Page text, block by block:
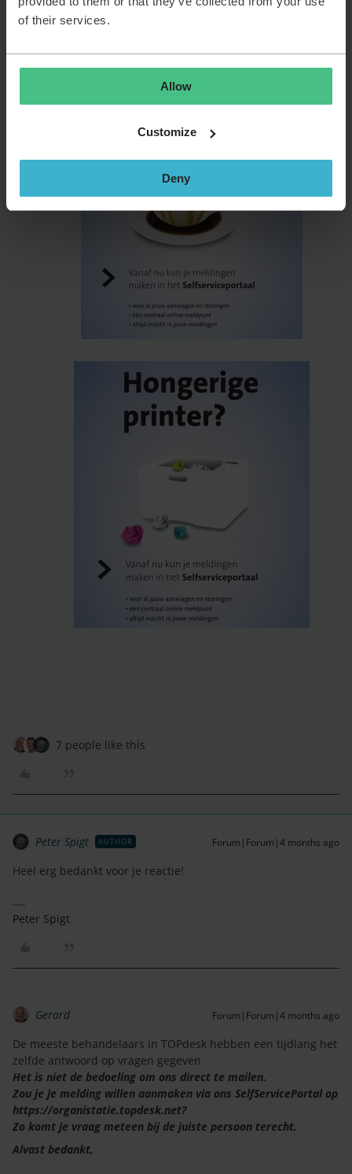
of their services.
Allow
Customize
Deny
7 people like this
Peter Spigt AUTHOR Forum|Forum|4 months ago
Heel erg bedankt voor je reactie!
Peter Spigt
Gerard Forum|Forum|4 months ago
De meeste behandelaars in TOPdesk hebben een tijdlang het
zelfde antwoord op vragen gegeven
Het is niet de bedoeling om ons direct te mailen.
Zou je je melding willen aanmaken via ons SelfServicePortal op
https://organistatie.topdesk.net?
Zo komt je vraag meteen bij de juiste persoon terecht.
Alvast bedankt,